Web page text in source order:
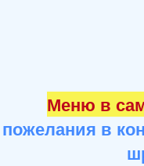
Меню в
пожелания в